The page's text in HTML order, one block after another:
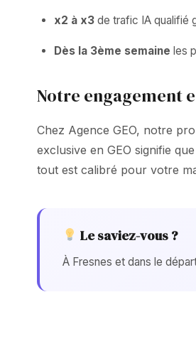
x2 à x3 de trafic IA qualifié
Dès la 3ème semaine les
Notre engagement
Chez Agence GEO, notre
exclusive en GEO signifie
tout est calibré pour votre
Le saviez-vous ?
À Fresnes et dans le